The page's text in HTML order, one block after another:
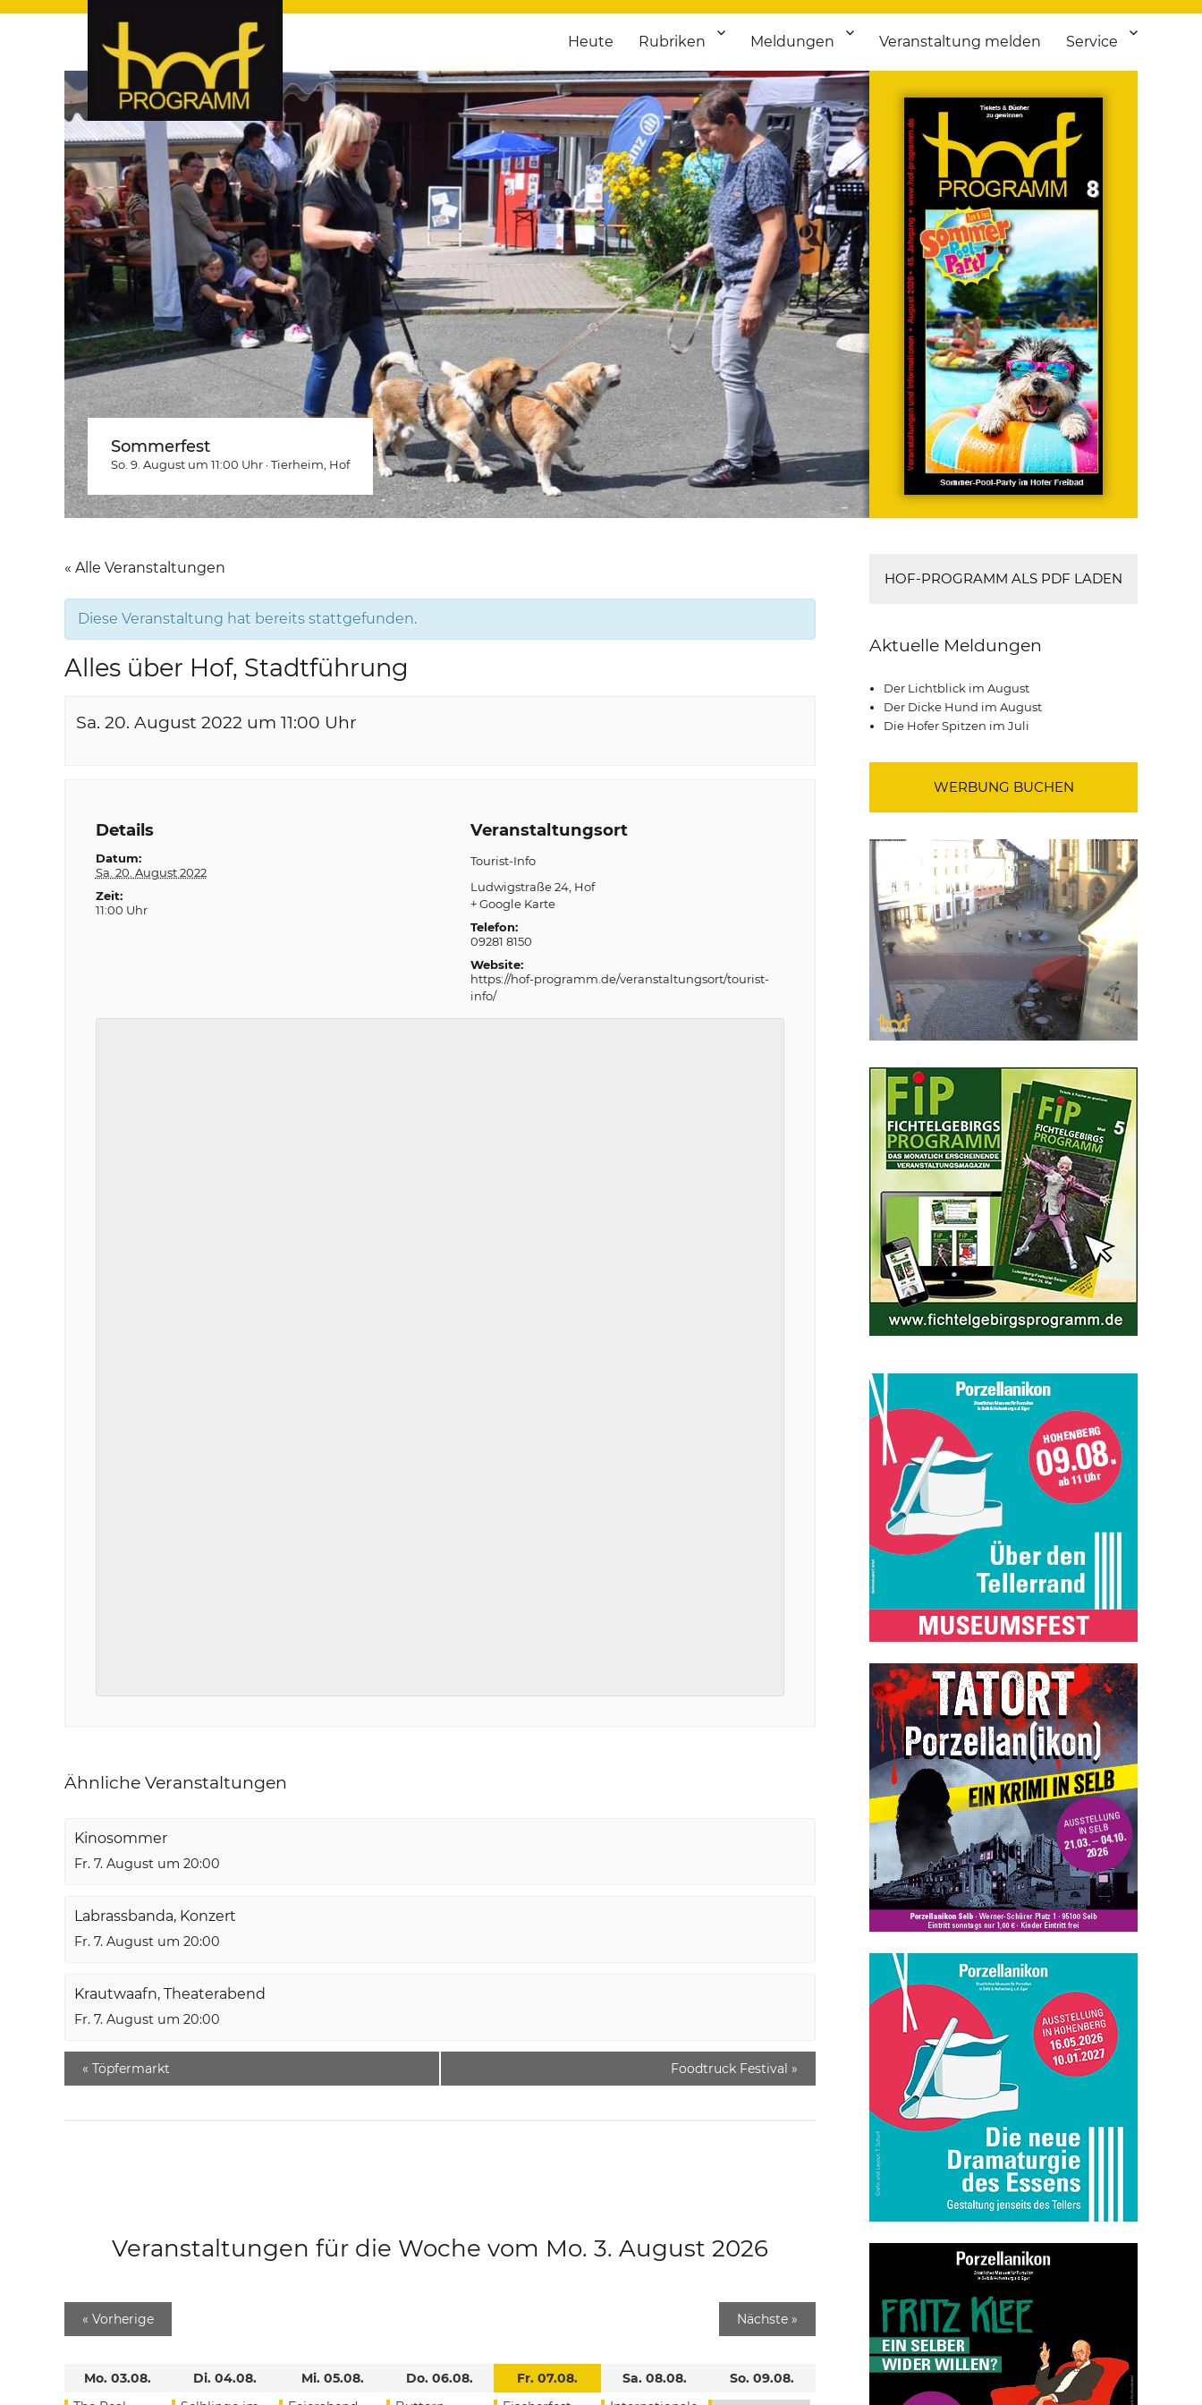
hof-programm – das Veranstaltungsportal für Hochfranken
hof-programm – das Veranstaltungsportal für Hof und Hochfranken. Täglich aktuelle Termine von Kultur bis Sport, von Theater bis Flohmarkt.
Heute Rubriken Meldungen Veranstaltung melden Service
Sommerfest
So. 9. August um 11:00 Uhr ·Tierheim , Hof
« Alle Veranstaltungen
Diese Veranstaltung hat bereits stattgefunden.
Alles über Hof, Stadtführung
Sa. 20. August 2022 um 11:00 Uhr
Details
Datum:
Sa. 20. August 2022
Zeit:
11:00 Uhr
Veranstaltungsort
Tourist-Info
Ludwigstraße 24 Hof
+ Google Karte
Telefon:
09281 8150
Website:
https://hof-programm.de/veranstaltungsort/tourist-
info/
Ähnliche Veranstaltungen
Kinosommer
Fr. 7. August um 20:00
Labrassbanda, Konzert
Fr. 7. August um 20:00
Krautwaafn, Theaterabend
Fr. 7. August um 20:00
« Töpfermarkt Foodtruck Festival »
Veranstaltungen für die Woche vom Mo. 3. August 2026
« Vorherige Nächste »
Mo. 03.08.
Di. 04.08.
Mi. 05.08.
Do. 06.08.
Fr. 07.08.
Sa. 08.08.
So. 09.08.
HOF-PROGRAMM ALS PDF LADEN
Aktuelle Meldungen
Der Lichtblick im August
Der Dicke Hund im August
Die Hofer Spitzen im Juli
WERBUNG BUCHEN